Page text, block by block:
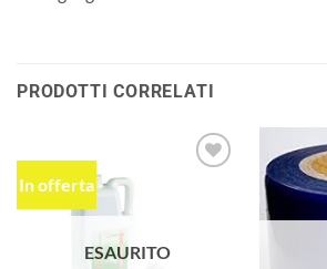
PRODOTTI CORRELATI
In offerta
ESAURITO